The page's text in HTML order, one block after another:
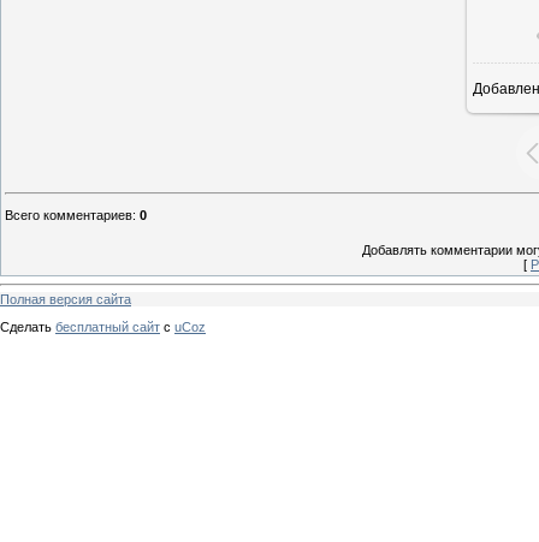
Всего комментариев: 0
Добавлять комментарии
[
Полная версия сайта
Сделать бесплатный сайт с uCoz